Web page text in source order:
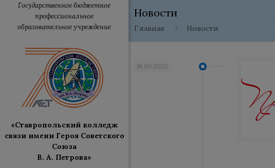
Государственное бюджетное
профессиональное
образовательное учреждение
«Ставропольский колледж
связи имени Героя Советского
Союза
В. А. Петрова»
Новости
Главная Новости
16.03.2022